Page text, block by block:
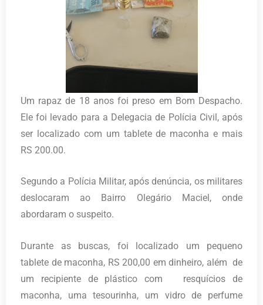
Um rapaz de 18 anos foi preso em Bom Despacho.
Ele foi levado para a Delegacia de Polícia Civil, após
ser localizado com um tablete de maconha e mais
RS 200.00.
Segundo a Polícia Militar, após denúncia, os militares
deslocaram ao Bairro Olegário Maciel, onde
abordaram o suspeito.
Durante as buscas, foi localizado um pequeno
tablete de maconha, RS 200,00 em dinheiro, além de
um recipiente de plástico com resquícios de
maconha, uma tesourinha, um vidro de perfume